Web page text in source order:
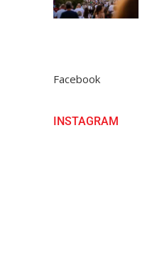
Facebook
INSTAGRAM